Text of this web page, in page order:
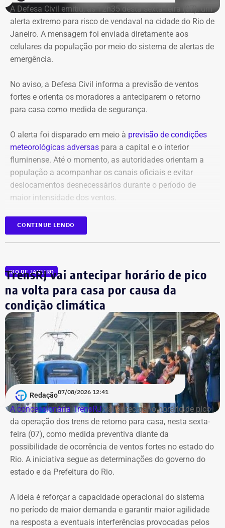
A Defesa Civil emitiu, às 12h35 desta sexta-feira (07), um
alerta extremo para risco de vendaval na cidade do Rio de
Janeiro. A mensagem foi enviada diretamente aos
celulares da população por meio do sistema de alertas de
emergência.
No aviso, a Defesa Civil informa a previsão de ventos
fortes e orienta os moradores a anteciparem o retorno
para casa como medida de segurança.
O alerta foi disparado em meio à previsão de condições
meteorológicas adversas para a capital e o interior
fluminense. Até o momento, as autoridades orientam a
população a acompanhar os canais oficiais e evitar
deslocamentos desnecessários durante o período de
maior intensidade dos ventos.
CONTINUE LENDO
RIO DE JANEIRO
TrensRJ vai antecipar horário de pico
na volta para casa por causa da
condição climática
Redação07/08/2026 12:41
A concessionária TrensRJvai antecipar o horário de pico
da operação dos trens de retorno para casa, nesta sexta-
feira (07), como medida preventiva diante da
possibilidade de ocorrência de ventos fortes no estado do
Rio. A iniciativa segue as determinações do governo do
estado e da Prefeitura do Rio.
A ideia é reforçar a capacidade operacional do sistema
no período de maior demanda e garantir maior agilidade
na resposta a eventuais interferências provocadas pelos